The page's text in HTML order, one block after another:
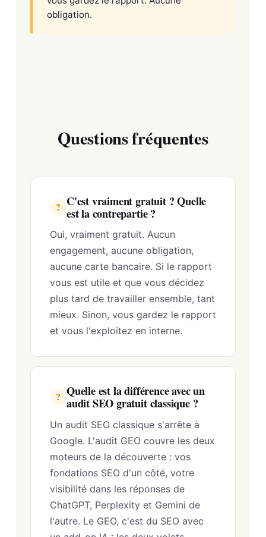
obligation.
Questions fréquentes
? C'est vraiment gratuit ? Quelle
est la contrepartie ?
Oui, vraiment gratuit. Aucun
engagement, aucune obligation,
aucune carte bancaire. Si le rapport
vous est utile et que vous décidez
plus tard de travailler ensemble, tant
mieux. Sinon, vous gardez le rapport
et vous l'exploitez en interne.
? Quelle est la différence avec un
audit SEO gratuit classique ?
Un audit SEO classique s'arrête à
Google. L'audit GEO couvre les deux
moteurs de la découverte : vos
fondations SEO d'un côté, votre
visibilité dans les réponses de
ChatGPT, Perplexity et Gemini de
l'autre. Le GEO, c'est du SEO avec